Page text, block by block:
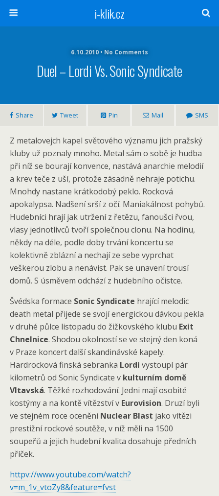
i-klik.cz
6.10.2010 • No Comments
Duel – Lordi Vs. Sonic Syndicate
Share Tweet Pin Mail SMS
Z metalovejch kapel světového významu jich pražský
kluby už poznaly mnoho. Metal sám o sobě je hudba
při níž se bourají konvence, nastává anarchie melodií
a krev teče z uší, protože zásadně nehraje potichu.
Mnohdy nastane krátkodobý peklo. Rocková
apokalypsa. Nadšení srší z očí. Maniakálnost pohybů.
Hudebníci hrají jak utržení z řetězu, fanoušci řvou,
vlasy jednotlivců tvoří společnou clonu. Na hodinu,
někdy na déle, podle doby trvání koncertu se
kolektivně zblázní a nechají ze sebe vyprchat
veškerou zlobu a nenávist. Pak se unavení trousí
domů. S úsměvem odchází z hudebního očistce.
Švédska formace Sonic Syndicate hrající melodic
death metal přijede se svojí energickou dávkou pekla
v druhé půlce listopadu do žižkovského klubu Exit
Chnelnice. Shodou okolností se ve stejný den koná
v Praze koncert další skandinávské kapely.
Hardrocková finská sebranka Lordi vystoupí pár
kilometrů od Sonic Syndicate v kulturním domě
Vltavská. Těžké rozhodování. Jedni mají osobité
kostýmy a na kontě vítězství v Eurovision. Druzí byli
ve stejném roce oceněni Nuclear Blast jako vítězi
prestižní rockové soutěže, v níž měli na 1500
soupeřů a jejich hudební kvalita dosahuje předních
příček.
httpv://www.youtube.com/watch?
v=m_1v_vtoZy8&feature=fvst